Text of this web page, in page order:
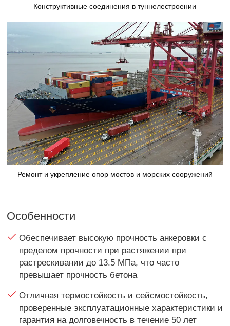
Конструктивные соединения в туннелестроении
Ремонт и укрепление опор мостов и морских сооружений
Особенности
Обеспечивает высокую прочность анкеровки с
пределом прочности при растяжении при
растрескивании до 13.5 МПа, что часто
превышает прочность бетона
Отличная термостойкость и сейсмостойкость,
проверенные эксплуатационные характеристики и
гарантия на долговечность в течение 50 лет